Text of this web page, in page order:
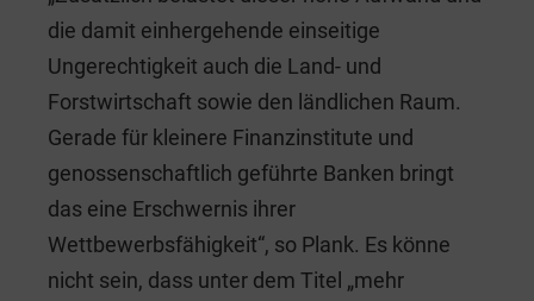
die damit einhergehende einseitige
Ungerechtigkeit auch die Land- und
Forstwirtschaft sowie den ländlichen Raum.
Gerade für kleinere Finanzinstitute und
genossenschaftlich geführte Banken bringt
das eine Erschwernis ihrer
Wettbewerbsfähigkeit“, so Plank. Es könne
nicht sein, dass unter dem Titel „mehr